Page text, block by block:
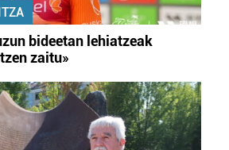
bideetan lehiatzeak
zaitu»